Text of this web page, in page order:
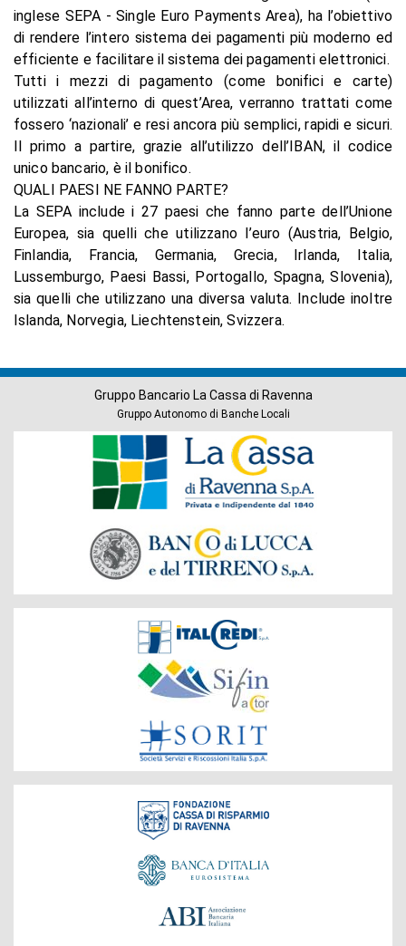
inglese SEPA - Single Euro Payments Area), ha l’obiettivo
di rendere l’intero sistema dei pagamenti più moderno ed
efficiente e facilitare il sistema dei pagamenti elettronici.
Tutti i mezzi di pagamento (come bonifici e carte)
utilizzati all’interno di quest’Area, verranno trattati come
fossero ‘nazionali’ e resi ancora più semplici, rapidi e sicuri.
Il primo a partire, grazie all’utilizzo dell’IBAN, il codice
unico bancario, è il bonifico.
QUALI PAESI NE FANNO PARTE?
La SEPA include i 27 paesi che fanno parte dell’Unione
Europea, sia quelli che utilizzano l’euro (Austria, Belgio,
Finlandia, Francia, Germania, Grecia, Irlanda, Italia,
Lussemburgo, Paesi Bassi, Portogallo, Spagna, Slovenia),
sia quelli che utilizzano una diversa valuta. Include inoltre
Islanda, Norvegia, Liechtenstein, Svizzera.
Gruppo Bancario La Cassa di Ravenna
Gruppo Autonomo di Banche Locali
Banche
Gruppo
Fondazione